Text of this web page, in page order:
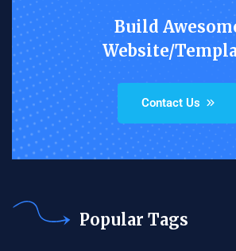
Build
Website/
Contact Us
Popular Tags